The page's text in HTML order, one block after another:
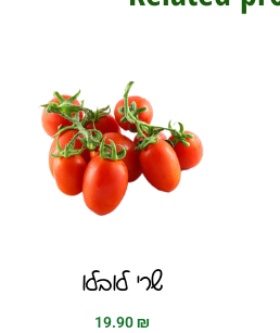
שרי לובלו
19.90₪